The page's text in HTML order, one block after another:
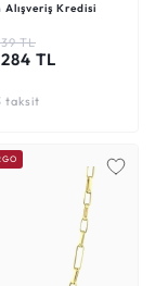
Kredisi
TL
TL
taksit